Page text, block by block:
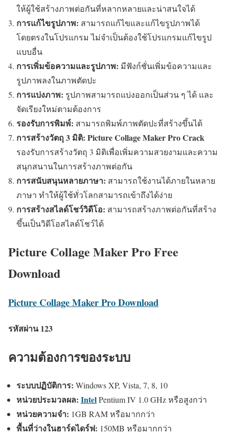
ให้ผู้ใช้สร้างภาพต่อกันที่หลากหลายและน่าสนใจได้
การแก้ไขรูปภาพ: สามารถแก้ไขและแก้ไขรูปภาพได้
โดยตรงในโปรแกรม ไม่จำเป็นต้องใช้โปรแกรมแก้ไขรูป
แบบอื่น
การเพิ่มข้อความและรูปภาพ: มีฟังก์ชั่นเพิ่มข้อความและ
รูปภาพลงในภาพตัดปะ
การแบ่งภาพ: รูปภาพสามารถแบ่งออกเป็นส่วน ๆ ได้ และ
จัดเรียงใหม่ตามต้องการ
รองรับการพิมพ์: สามารถพิมพ์ภาพตัดปะที่สร้างขึ้นได้
การสร้างวัตถุ 3 มิติ: Picture Collage Maker Pro Crack
รองรับการสร้างวัตถุ 3 มิติเพื่อเพิ่มความสวยงามและความ
สนุกสนานในการสร้างภาพต่อกัน
การสนับสนุนหลายภาษา: สามารถใช้งานได้ภายในหลาย
ภาษา ทำให้ผู้ใช้ทั่วโลกสามารถเข้าถึงได้ง่าย
การสร้างสไลด์โชว์วิดีโอ: สามารถสร้างภาพต่อกันที่สร้าง
ขึ้นเป็นวิดีโอสไลด์โชว์ได้
Picture Collage Maker Pro Free
Download
Picture Collage Maker Pro Download
รหัสผ่าน 123
ความต้องการของระบบ
ระบบปฏิบัติการ: Windows XP, Vista, 7, 8, 10
หน่วยประมวลผล: IntelPentium IV 1.0 GHz หรือสูงกว่า
หน่วยความจำ: 1GB RAM หรือมากกว่า
พื้นที่ว่างในฮาร์ดไดร์ฟ: 150MB หรือมากกว่า